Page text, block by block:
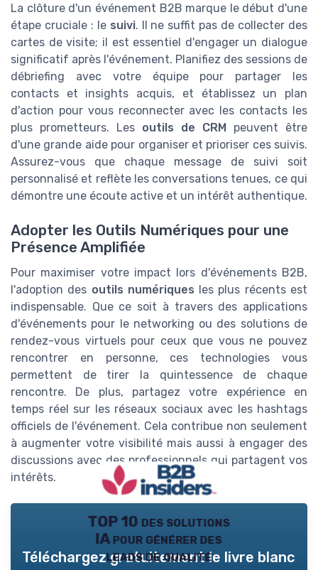
La clôture d'un événement B2B marque le début d'une
étape cruciale : le suivi. Il ne suffit pas de collecter des
cartes de visite; il est essentiel d'engager un dialogue
significatif après l'événement. Planifiez des sessions de
débriefing avec votre équipe pour partager les
contacts et insights acquis, et établissez un plan
d'action pour vous reconnecter avec les contacts les
plus prometteurs. Les outils de CRM peuvent être
d'une grande aide pour organiser et prioriser ces suivis.
Assurez-vous que chaque message de suivi soit
personnalisé et reflète les conversations tenues, ce qui
démontre une écoute active et un intérêt authentique.
Adopter les Outils Numériques pour une
Présence Amplifiée
Pour maximiser votre impact lors d'événements B2B,
l'adoption des outils numériques les plus récents est
indispensable. Que ce soit à travers des applications
d'événements pour le networking ou des solutions de
rendez-vous virtuels pour ceux que vous ne pouvez
rencontrer en personne, ces technologies vous
permettent de tirer la quintessence de chaque
rencontre. De plus, partagez votre expérience en
temps réel sur les réseaux sociaux avec les hashtags
officiels de l'événement. Cela contribue non seulement
à augmenter votre visibilité mais aussi à engager des
discussions avec des professionnels qui partagent vos
intérêts.
TOP 10 des solutions
IA pour générer des
leads de qualité
Téléchargez gratuitement le livre blanc